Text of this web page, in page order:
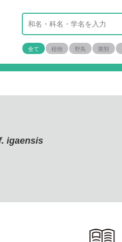
全て 植物 野鳥 菌類
igaensis